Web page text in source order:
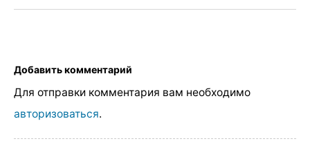
Добавить комментарий
Для отправки комментария вам необходимо
авторизоваться.